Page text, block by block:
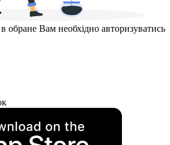
обране Вам необхідно авторизуватись